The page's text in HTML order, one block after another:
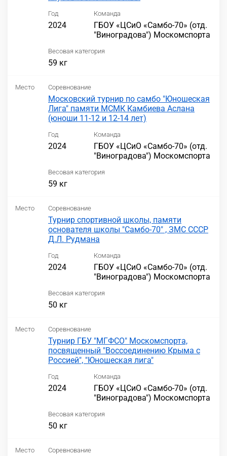
Год
2024
Команда
ГБОУ «ЦСиО «Самбо-70» (отд.
"Виноградова") Москомспорта
Весовая категория
59 кг
Место Соревнование
Московский турнир по самбо "Юношеская
Лига" памяти МСМК Камбиева Аслана
(юноши 11-12 и 12-14 лет)
Год
2024
Команда
ГБОУ «ЦСиО «Самбо-70» (отд.
"Виноградова") Москомспорта
Весовая категория
59 кг
Место Соревнование
Турнир спортивной школы, памяти
основателя школы "Самбо-70" , ЗМС СССР
Д.Л. Рудмана
Год
2024
Команда
ГБОУ «ЦСиО «Самбо-70» (отд.
"Виноградова") Москомспорта
Весовая категория
50 кг
Место Соревнование
Турнир ГБУ "МГФСО" Москомспорта,
посвященный "Воссоединению Крыма с
Россией", "Юношеская лига"
Год
2024
Команда
ГБОУ «ЦСиО «Самбо-70» (отд.
"Виноградова") Москомспорта
Весовая категория
50 кг
Место Соревнование